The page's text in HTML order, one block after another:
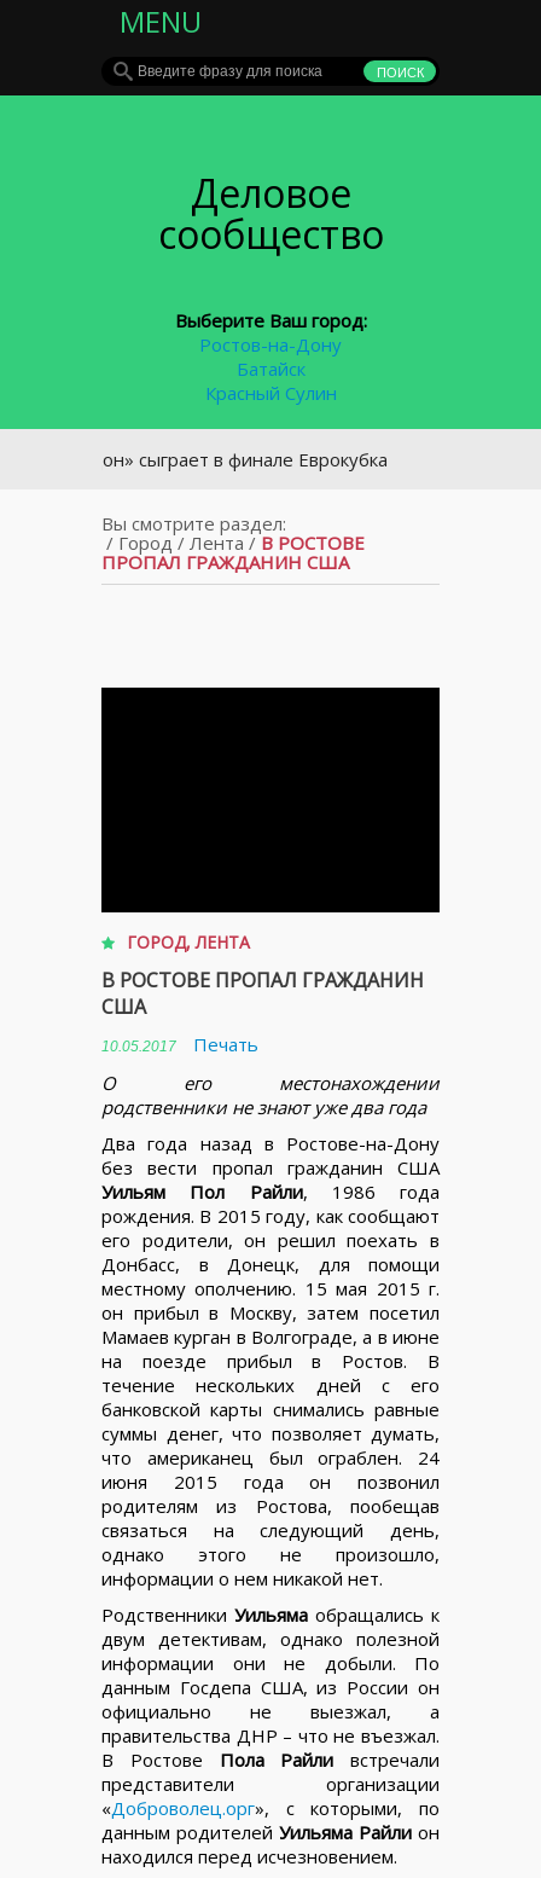
MENU
Деловое
сообщество
Выберите Ваш город:
Ростов-на-Дону
Батайск
Красный Сулин
Дон» сыграет в финале Еврокубка
Вы смотрите раздел:
/ Город/ Лента / В РОСТОВЕ
ПРОПАЛ ГРАЖДАНИН США
ГОРОД,ЛЕНТА
В РОСТОВЕ ПРОПАЛ ГРАЖДАНИН
США
10.05.2017
Печать
О его местонахождении
родственники не знают уже два года
Два года назад в Ростове-на-Дону
без вести пропал гражданин США
Уильям Пол Райли, 1986 года
рождения. В 2015 году, как сообщают
его родители, он решил поехать в
Донбасс, в Донецк, для помощи
местному ополчению. 15 мая 2015 г.
он прибыл в Москву, затем посетил
Мамаев курган в Волгограде, а в июне
на поезде прибыл в Ростов. В
течение нескольких дней с его
банковской карты снимались равные
суммы денег, что позволяет думать,
что американец был ограблен. 24
июня 2015 года он позвонил
родителям из Ростова, пообещав
связаться на следующий день,
однако этого не произошло,
информации о нем никакой нет.
Родственники Уильяма обращались к
двум детективам, однако полезной
информации они не добыли. По
данным Госдепа США, из России он
официально не выезжал, а
правительства ДНР – что не въезжал.
В Ростове Пола Райли встречали
представители организации
«Доброволец.орг», с которыми, по
данным родителей Уильяма Райли он
находился перед исчезновением.